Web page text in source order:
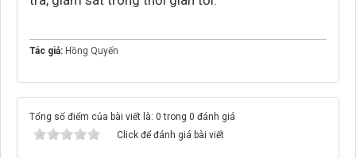
Tác giả: Hồng Quyến
Tổng số điểm của bài viết là: 0 trong 0 đánh giá
Click để đánh giá bài viết